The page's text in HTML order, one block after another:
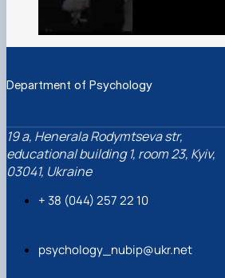
Department of Psychology
19 a, Henerala Rodymtseva str,
educational building 1, room 23, Kyiv,
03041, Ukraine
+ 38 (044) 257 22 10
psychology_nubip@ukr.net